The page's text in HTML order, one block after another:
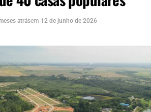
necessários serão
e poderão ser substituídos por
a situação, quando houver
60 dias contados da publicação do
Municipal de Habitação e
atrásem 12 de junho de 2026